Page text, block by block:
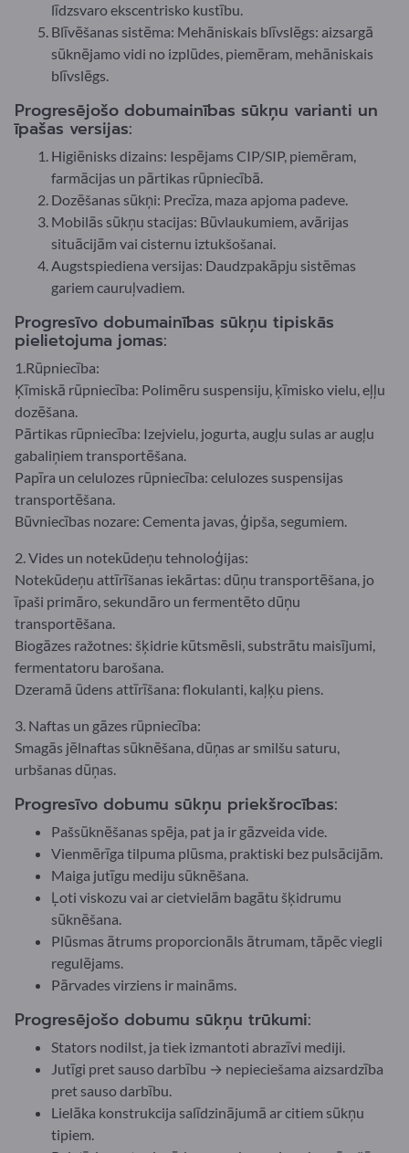
līdzsvaro ekscentrisko kustību.
Blīvēšanas sistēma: Mehāniskais blīvslēgs: aizsargā
sūknējamo vidi no izplūdes, piemēram, mehāniskais
blīvslēgs.
Progresējošo dobumainības sūkņu varianti un
īpašas versijas:
Higiēnisks dizains: Iespējams CIP/SIP, piemēram,
farmācijas un pārtikas rūpniecībā.
Dozēšanas sūkņi: Precīza, maza apjoma padeve.
Mobilās sūkņu stacijas: Būvlaukumiem, avārijas
situācijām vai cisternu iztukšošanai.
Augstspiediena versijas: Daudzpakāpju sistēmas
gariem cauruļvadiem.
Progresīvo dobumainības sūkņu tipiskās
pielietojuma jomas:
1.Rūpniecība:
Ķīmiskā rūpniecība: Polimēru suspensiju, ķīmisko vielu, eļļu
dozēšana.
Pārtikas rūpniecība: Izejvielu, jogurta, augļu sulas ar augļu
gabaliņiem transportēšana.
Papīra un celulozes rūpniecība: celulozes suspensijas
transportēšana.
Būvniecības nozare: Cementa javas, ģipša, segumiem.
2. Vides un notekūdeņu tehnoloģijas:
Notekūdeņu attīrīšanas iekārtas: dūņu transportēšana, jo
īpaši primāro, sekundāro un fermentēto dūņu
transportēšana.
Biogāzes ražotnes: šķidrie kūtsmēsli, substrātu maisījumi,
fermentatoru barošana.
Dzeramā ūdens attīrīšana: flokulanti, kaļķu piens.
3. Naftas un gāzes rūpniecība:
Smagās jēlnaftas sūknēšana, dūņas ar smilšu saturu,
urbšanas dūņas.
Progresīvo dobumu sūkņu priekšrocības:
Pašsūknēšanas spēja, pat ja ir gāzveida vide.
Vienmērīga tilpuma plūsma, praktiski bez pulsācijām.
Maiga jutīgu mediju sūknēšana.
Ļoti viskozu vai ar cietvielām bagātu šķidrumu
sūknēšana.
Plūsmas ātrums proporcionāls ātrumam, tāpēc viegli
regulējams.
Pārvades virziens ir maināms.
Progresējošo dobumu sūkņu trūkumi:
Stators nodilst, ja tiek izmantoti abrazīvi mediji.
Jutīgi pret sauso darbību → nepieciešama aizsardzība
pret sauso darbību.
Lielāka konstrukcija salīdzinājumā ar citiem sūkņu
tipiem.